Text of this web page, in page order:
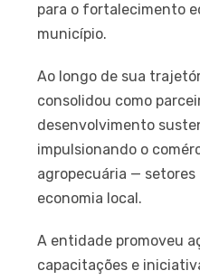
para o fortalecimento
município.
Ao longo de sua
consolidou como
desenvolvimento
impulsionando o
agropecuária —
economia local.
A entidade promoveu
capacitações e